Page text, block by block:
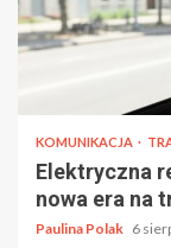
KOMUNIKACJA
Elektryczna
nowa era na
Paulina Polak 6